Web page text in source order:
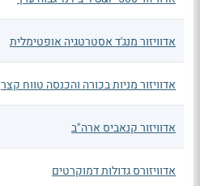
אדוויזור מנג'ד אסטרטגיה אופטימלית
אדוויזור מניות בכורה והכנסה טווח קצר
אדוויזור קנאביס ארה"ב
אדוויזורס גדולות דמוקרטים